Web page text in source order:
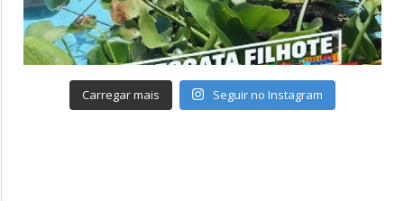
Carregar mais Seguir no Instagram